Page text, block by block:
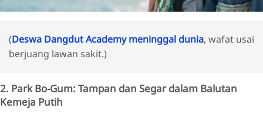
(Deswa Dangdut Academy meninggal dunia, wafat usai
berjuang lawan sakit.)
2. Park Bo-Gum: Tampan dan Segar dalam Balutan
Kemeja Putih